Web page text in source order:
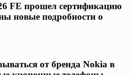
FE прошел сертификацию
новые подробности о
от бренда Nokia в